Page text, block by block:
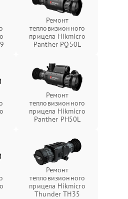
Ремонт
тепловизионного
прицела Hikmicro
Panther PQ50L
Ремонт
тепловизионного
прицела Hikmicro
Panther PH50L
Ремонт
тепловизионного
прицела Hikmicro
Thunder TH35